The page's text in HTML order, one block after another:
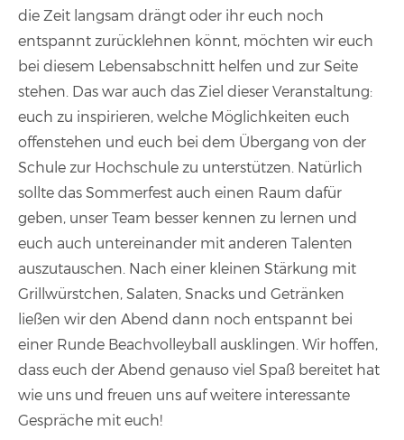
die Zeit langsam drängt oder ihr euch noch
entspannt zurücklehnen könnt, möchten wir euch
bei diesem Lebensabschnitt helfen und zur Seite
stehen. Das war auch das Ziel dieser Veranstaltung:
euch zu inspirieren, welche Möglichkeiten euch
offenstehen und euch bei dem Übergang von der
Schule zur Hochschule zu unterstützen. Natürlich
sollte das Sommerfest auch einen Raum dafür
geben, unser Team besser kennen zu lernen und
euch auch untereinander mit anderen Talenten
auszutauschen. Nach einer kleinen Stärkung mit
Grillwürstchen, Salaten, Snacks und Getränken
ließen wir den Abend dann noch entspannt bei
einer Runde Beachvolleyball ausklingen. Wir hoffen,
dass euch der Abend genauso viel Spaß bereitet hat
wie uns und freuen uns auf weitere interessante
Gespräche mit euch!